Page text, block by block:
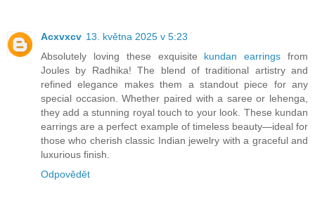
Acxvxcv 13. května 2025 v 5:23
Absolutely loving these exquisite kundan earrings from
Joules by Radhika! The blend of traditional artistry and
refined elegance makes them a standout piece for any
special occasion. Whether paired with a saree or lehenga,
they add a stunning royal touch to your look. These kundan
earrings are a perfect example of timeless beauty—ideal for
those who cherish classic Indian jewelry with a graceful and
luxurious finish.
Odpovědět